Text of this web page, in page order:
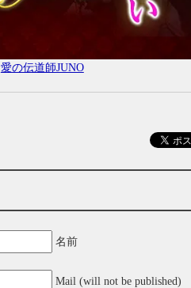
愛の伝道師JUNO
名前
Mail (will not be published)